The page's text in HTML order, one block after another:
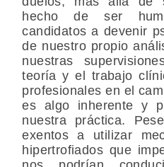
hecho de ser
candidatos a devenir
de nuestro propio
nuestras
teoría y el trabajo
profesionales en el
es algo inherente y
nuestra práctica.
exentos a utilizar
hipertrofiados que